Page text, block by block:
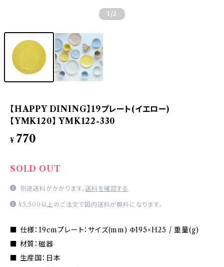
1 /2
【HAPPY DINING】19プレート(イエロー)
【YMK120】 YMK122-330
¥ 770
SOLD OUT
別途送料がかかります。送料を確認する
¥5,500以上のご注文で国内送料が無料になります。
■ 仕様：19cmプレート：サイズ(mm) Φ195×H25 / 重量(g)
■ 材質：磁器
■ 生産国：日本